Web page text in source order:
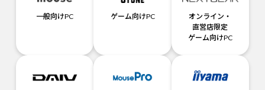
一般向けPC ゲーム向けPC
オンライン・
直営店限定
ゲーム向けPC